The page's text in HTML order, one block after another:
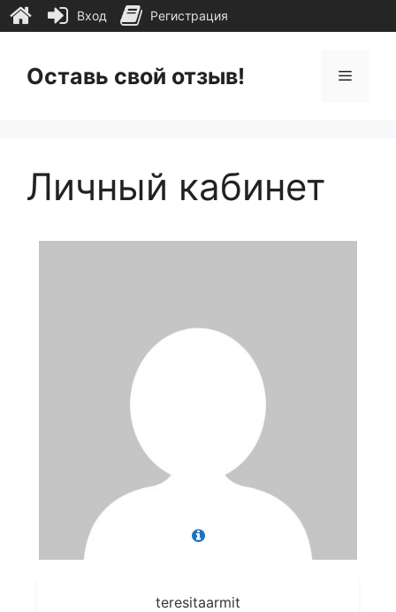
содержимому
Оставь свой отзыв! Меню
Личный кабинет
teresitaarmit
Вход Регистрация